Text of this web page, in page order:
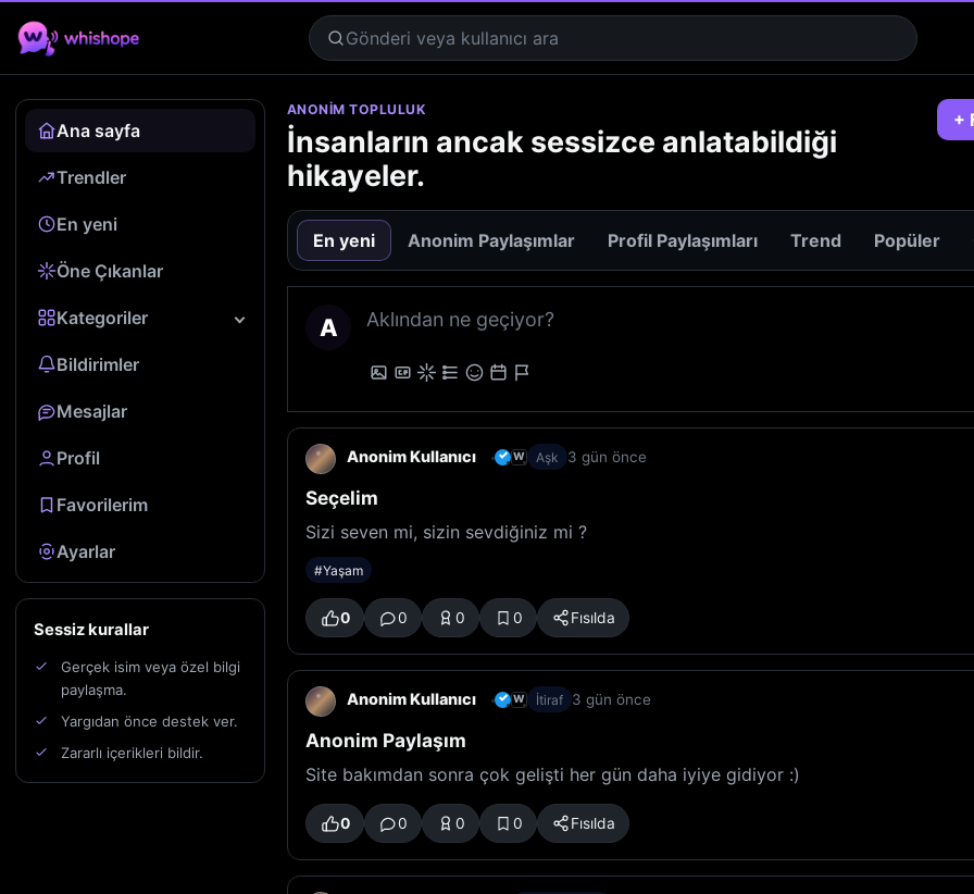
Ana sayfa
Trendler
En yeni
Öne Çıkanlar
Kategoriler
Bildirimler
Mesajlar
Profil
Favorilerim
Ayarlar
Sessiz kurallar
Gerçek isim veya özel bilgi
paylaşma.
Yargıdan önce destek ver.
Zararlı içerikleri bildir.
ANONIM TOPLULUK
İnsanların ancak sessizce anlatabildiği
hikayeler.
+
En yeni Anonim Paylaşımlar Profil Paylaşımları Trend Popüler
A
Anonim Kullanıcı ✓ W Aşk 3 gün önce
Seçelim
Sizi seven mi, sizin sevdiğiniz mi ?
#Yaşam
0 0 0 0 Fısılda
Anonim Kullanıcı ✓ W İtiraf 3 gün önce
Anonim Paylaşım
Site bakımdan sonra çok gelişti her gün daha iyiye gidiyor :)
0 0 0 0 Fısılda